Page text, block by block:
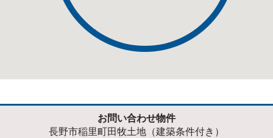
お問い合わせ物件
長野市稲里町田牧土地（建築条件付き）